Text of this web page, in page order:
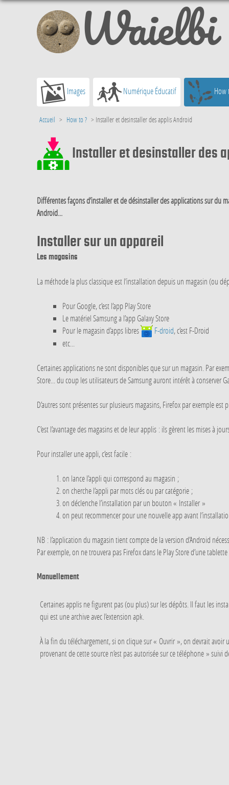
Waielbi
Images Numérique Éducatif How
Accueil > How to ? > Installer et desinstaller des applis Android
Installer et desinstaller des
Différentes façons d’installer et de désinstaller des applications sur du
Android...
Installer sur un appareil
Les magasins
La méthode la plus classique est l’installation depuis un magasin (ou
Pour Google, c’est l’app Play Store
Le matériel Samsung a l’app Galaxy Store
Pour le magasin d’apps libres
F-droid, c’est F-Droid
etc...
Certaines applications ne sont disponibles que sur un magasin. Par
Store... du coup les utilisateurs de Samsung auront intérêt à conserver
D’autres sont présentes sur plusieurs magasins, Firefox par exemple
C’est l’avantage des magasins et de leur applis : ils gèrent les mises à
Pour installer une appli, c’est facile :
on lance l’appli qui correspond au magasin ;
on cherche l’appli par mots clés ou par catégorie ;
on déclenche l’installation par un bouton « Installer »
on peut recommencer pour une nouvelle app avant
NB : l’application du magasin tient compte de la version d’Android
Par exemple, on ne trouvera pas Firefox dans le Play Store d’une
Manuellement
Certaines applis ne figurent pas (ou plus) sur les dépôts. Il faut les
qui est une archive avec l’extension apk.
À la fin du téléchargement, si on clique sur « Ouvrir », on devrait avoir
provenant de cette source n’est pas autorisée sur ce téléphone »